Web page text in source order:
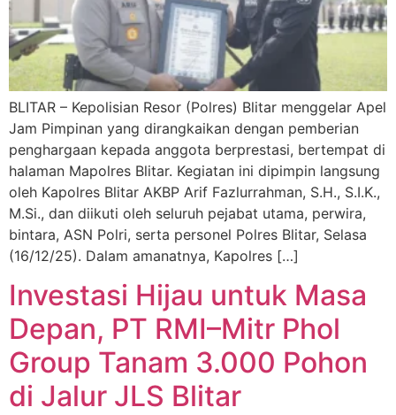
BLITAR – Kepolisian Resor (Polres) Blitar menggelar Apel
Jam Pimpinan yang dirangkaikan dengan pemberian
penghargaan kepada anggota berprestasi, bertempat di
halaman Mapolres Blitar. Kegiatan ini dipimpin langsung
oleh Kapolres Blitar AKBP Arif Fazlurrahman, S.H., S.I.K.,
M.Si., dan diikuti oleh seluruh pejabat utama, perwira,
bintara, ASN Polri, serta personel Polres Blitar, Selasa
(16/12/25). Dalam amanatnya, Kapolres […]
Investasi Hijau untuk Masa
Depan, PT RMI–Mitr Phol
Group Tanam 3.000 Pohon
di Jalur JLS Blitar